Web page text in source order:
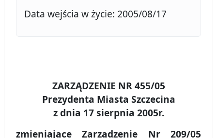
Data wejścia w życie: 2005/08/17
ZARZĄDZENIE NR 455/05
Prezydenta Miasta Szczecina
z dnia 17 sierpnia 2005r.
zmieniające Zarządzenie Nr 209/05